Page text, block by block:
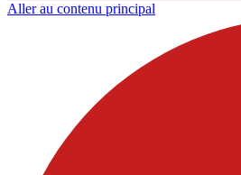
Aller au contenu principal